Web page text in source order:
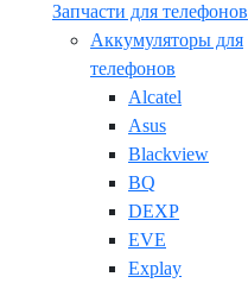
Запчасти для телефонов
Аккумуляторы для
телефонов
Alcatel
Asus
Blackview
BQ
DEXP
EVE
Explay